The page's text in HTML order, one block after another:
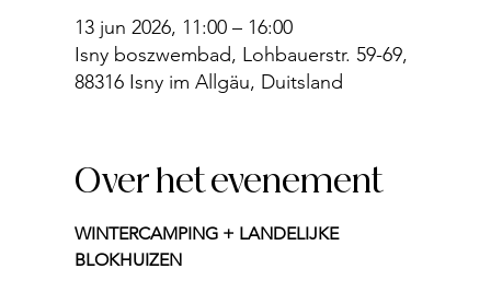
13 jun 2026, 11:00 – 16:00
Isny boszwembad, Lohbauerstr. 59-69,
88316 Isny im Allgäu, Duitsland
Over het evenement
WINTERCAMPING + LANDELIJKE
BLOKHUIZEN